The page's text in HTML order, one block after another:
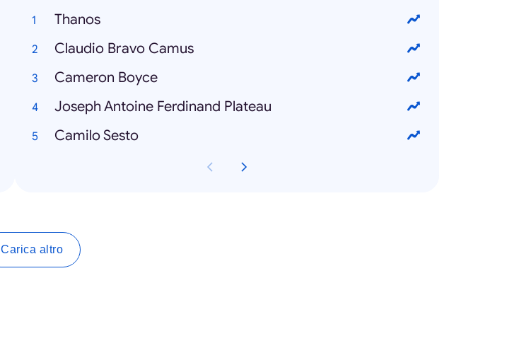
Thanos
Claudio Bravo Camus
Cameron Boyce
Joseph Antoine Ferdinand Plateau
Camilo Sesto
Carica altro